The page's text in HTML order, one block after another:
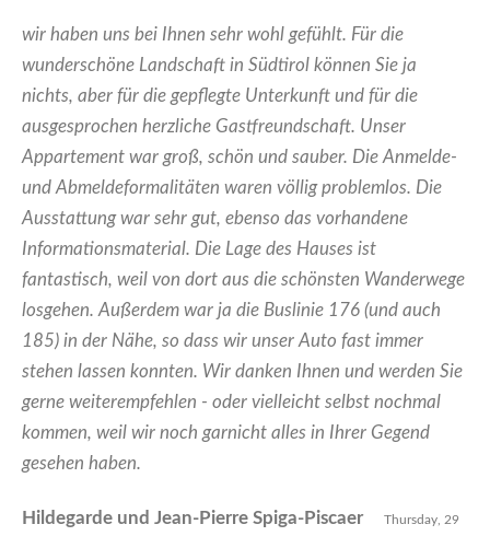
wir haben uns bei Ihnen sehr wohl gefühlt. Für die
wunderschöne Landschaft in Südtirol können Sie ja
nichts, aber für die gepflegte Unterkunft und für die
ausgesprochen herzliche Gastfreundschaft. Unser
Appartement war groß, schön und sauber. Die Anmelde-
und Abmeldeformalitäten waren völlig problemlos. Die
Ausstattung war sehr gut, ebenso das vorhandene
Informationsmaterial. Die Lage des Hauses ist
fantastisch, weil von dort aus die schönsten Wanderwege
losgehen. Außerdem war ja die Buslinie 176 (und auch
185) in der Nähe, so dass wir unser Auto fast immer
stehen lassen konnten. Wir danken Ihnen und werden Sie
gerne weiterempfehlen - oder vielleicht selbst nochmal
kommen, weil wir noch garnicht alles in Ihrer Gegend
gesehen haben.
Hildegarde und Jean-Pierre Spiga-Piscaer Thursday, 29